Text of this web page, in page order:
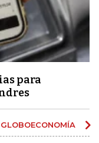
para